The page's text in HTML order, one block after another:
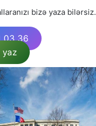
bizə yaza bilərsiz.
03 36
yaz